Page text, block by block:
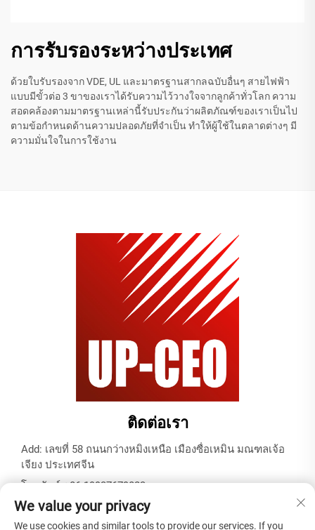
การรับรองระหว่างประเทศ
ด้วยใบรับรองจาก VDE, UL และมาตรฐานสากลฉบับอื่นๆ สายไฟฟ้า
แบบมีขั้วต่อ 3 ขาของเราได้รับความไว้วางใจจากลูกค้าทั่วโลก ความ
สอดคล้องตามมาตรฐานเหล่านี้รับประกันว่าผลิตภัณฑ์ของเราเป็นไป
ตามข้อกำหนดด้านความปลอดภัยที่จำเป็น ทำให้ผู้ใช้ในตลาดต่างๆ มี
ความมั่นใจในการใช้งาน
ติดต่อเรา
Add: เลขที่ 58 ถนนกว่างหมิงเหนือ เมืองซื่อเหมิน มณฑลเจ้อ
เจียง ประเทศจีน
โทรศัพท์:+86-19937679823
อีเมล:[email protected]
We value your privacy
We use cookies and similar tools to provide our services. If you